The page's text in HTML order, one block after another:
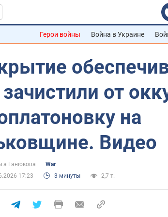
Герои войны Война в Украине
от
на
Видео
Ганюкова
War
17:23
3 минуты 2,7 т.